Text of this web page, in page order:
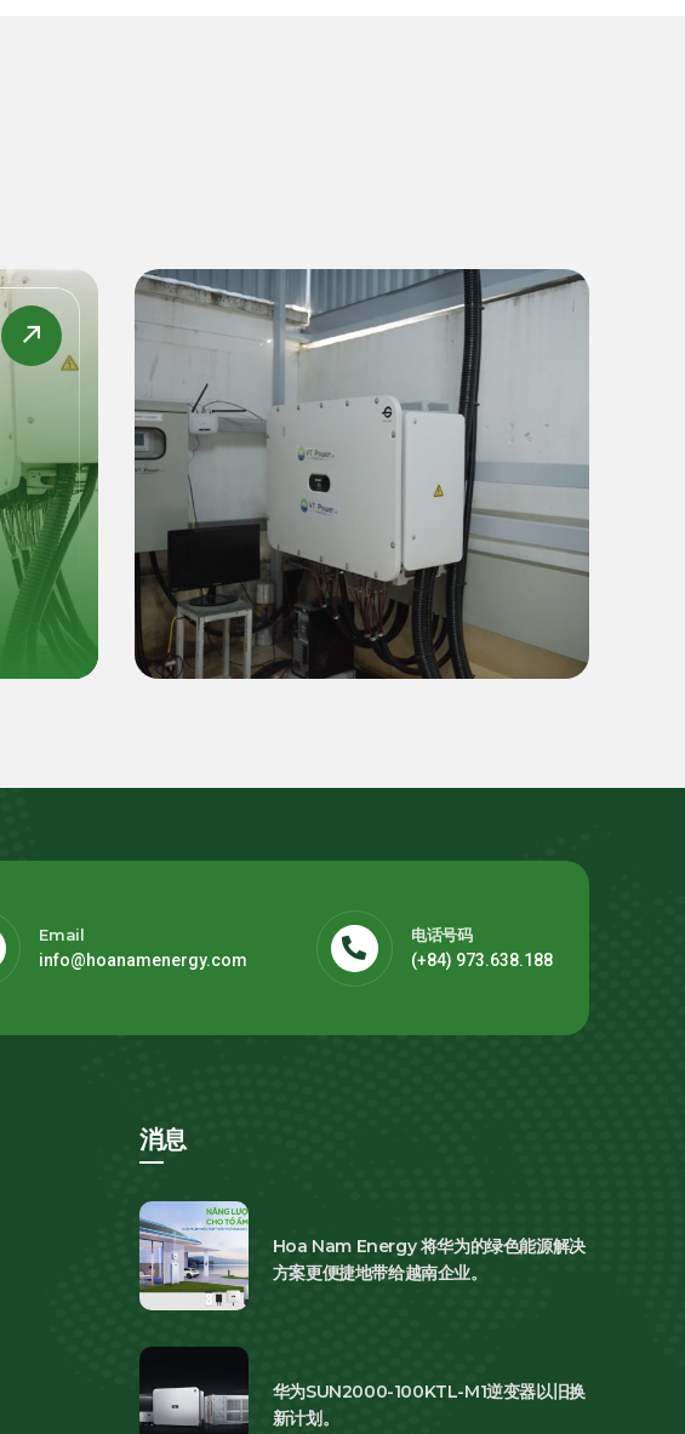
商业
天耀鞋业工厂（外商直接投资 FDI
和平省）1 MWp 绿色能源解决方
案
Email
info@hoanamenergy.com
电话号码
(+84) 973.638.188
消息
Hoa Nam Energy 将华为的绿色能源解决
方案更便捷地带给越南企业。
华为SUN2000-100KTL-M1逆变器以旧换
新计划。